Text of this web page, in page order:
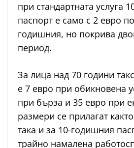
при стандартната услуга
паспорт е само с 2 евро
годишния, но покрива
период.
За лица над 70 години
е 7 евро при обикновена
при бърза и 35 евро при
размери се прилагат
така и за 10-годишния
трайно намалена